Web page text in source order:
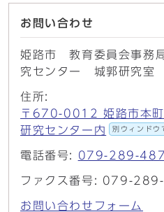
お問い合わせ
姫路市 教育委員会事
究センター 城郭研究室
住所:
〒670-0012 姫路市本
研究センター内
別ウィンドウ
電話番号: 079-289-
ファクス番号: 079-
お問い合わせフォーム